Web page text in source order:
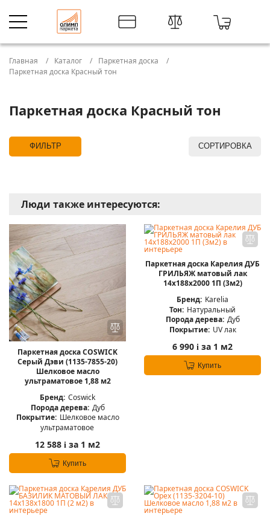
Главная Каталог
Паркетная доска
Паркетная доска Красный тон
Паркетная доска Красный тон
ФИЛЬТР СОРТИРОВКА
Люди также интересуются:
Паркетная доска COSWICK
Серый Дэви (1135-7855-20)
Шелковое масло
ультраматовое 1,88 м2
Бренд: Coswick
Порода дерева: Дуб
Покрытие: Шелковое масло
ультраматовое
12 588 i за 1 м2
Купить
Паркетная доска Карелия ДУБ
ГРИЛЬЯЖ матовый лак
14x188x2000 1П (3м2)
Бренд: Karelia
Тон: Натуральный
Порода дерева: Дуб
Покрытие: UV лак
6 990 i за 1 м2
Купить